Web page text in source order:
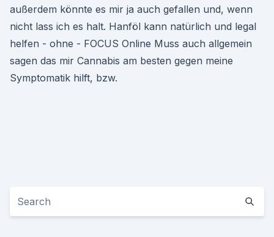
außerdem könnte es mir ja auch gefallen und, wenn
nicht lass ich es halt. Hanföl kann natürlich und legal
helfen - ohne - FOCUS Online Muss auch allgemein
sagen das mir Cannabis am besten gegen meine
Symptomatik hilft, bzw.